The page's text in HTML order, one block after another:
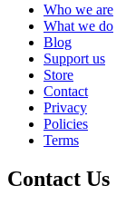
Who we are
What we do
Blog
Support us
Store
Contact
Privacy
Policies
Terms
Contact Us